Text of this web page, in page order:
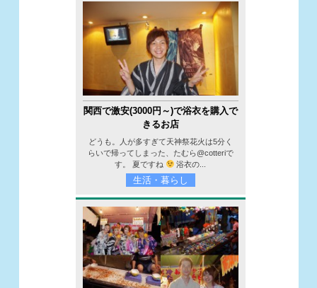
関西で激安(3000円～)で浴衣を購入で
きるお店
どうも。人が多すぎて天神祭花火は5分く
らいで帰ってしまった、たむら@cotteriで
す。 夏ですね
浴衣の...
生活・暮らし